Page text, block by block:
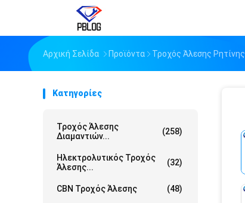
Αρχική Σελίδα Προϊόντα Τροχός Άλεσης Ρητίνης
Κατηγορίες
Τροχός Άλεσης
Διαμαντιών...
(258)
Ηλεκτρολυτικός Τροχός
Άλεσης...
(32)
CBN Τροχός Άλεσης (48)